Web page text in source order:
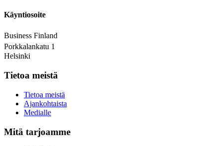
Käyntiosoite
Business Finland
Porkkalankatu 1
Helsinki
Tietoa meistä
Tietoa meistä
Ajankohtaista
Medialle
Mitä tarjoamme